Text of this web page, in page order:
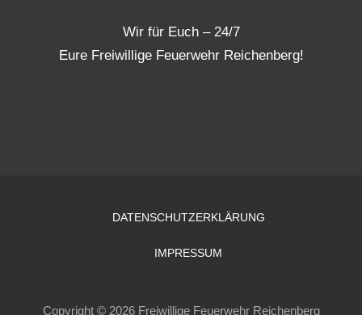
Wir für Euch – 24/7
Eure Freiwillige Feuerwehr Reichenberg!
DATENSCHUTZERKLÄRUNG
IMPRESSUM
Copyright © 2026 Freiwillige Feuerwehr Reichenberg